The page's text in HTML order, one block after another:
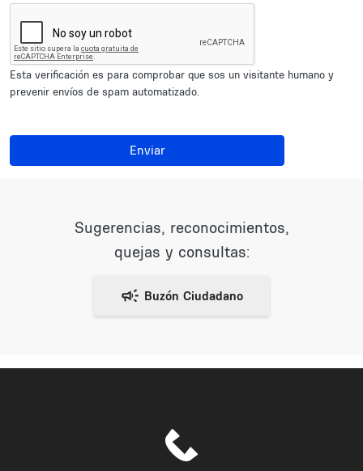
Esta verificación es para comprobar que sos un visitante humano y
prevenir envíos de spam automatizado.
Enviar
Sugerencias, reconocimientos,
quejas y consultas: